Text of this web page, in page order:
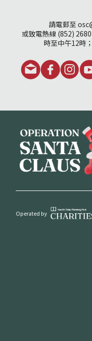
請電郵至
或致電熱線 (852)
時至中午12時
Operated by